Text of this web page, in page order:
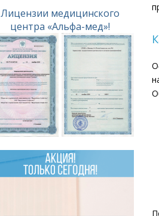
Лицензии медицинского
центра «Альфа-мед»!